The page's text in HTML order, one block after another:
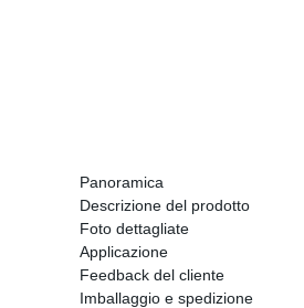
Panoramica
Descrizione del prodotto
Foto dettagliate
Applicazione
Feedback del cliente
Imballaggio e spedizione